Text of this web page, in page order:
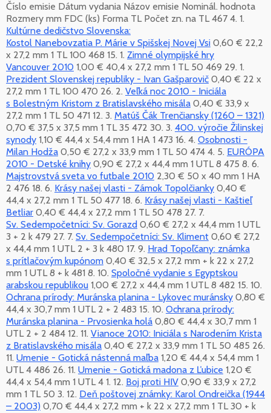
Číslo emisie Dátum vydania Názov emisie Nominál. hodnota
Rozmery mm FDC (ks) Forma TL Počet zn. na TL 467 4. 1.
Kultúrne dedičstvo Slovenska:
Kostol Nanebovzatia P. Márie v Spišskej Novej Vsi 0,60 € 22,2
x 27,2 mm 1 TL 100 468 15. 1. Zimné olympijské hry
Vancouver 2010 1,00 € 40,4 x 27,2 mm 1 TL 50 469 29. 1.
Prezident Slovenskej republiky - Ivan Gašparovič 0,40 € 22 x
27,2 mm 1 TL 100 470 26. 2. Veľká noc 2010 - Iniciála
s Bolestným Kristom z Bratislavského misála 0,40 € 33,9 x
27,2 mm 1 TL 50 471 12. 3. Matúš Čák Trenčiansky (1260 – 1321)
0,70 € 37,5 x 37,5 mm 1 TL 35 472 30. 3. 400. výročie Žilinskej
synody 1,10 € 44,4 x 54,4 mm 1 HA 1 473 16. 4. Osobnosti -
Milan Hodža 0,50 € 27,2 x 33,9 mm 1 TL 50 474 4. 5. EURÓPA
2010 - Detské knihy 0,90 € 27,2 x 44,4 mm 1 UTL 8 475 8. 6.
Majstrovstvá sveta vo futbale 2010 2,30 € 50 x 40 mm 1 HA
2 476 18. 6. Krásy našej vlasti - Zámok Topolčianky 0,40 €
44,4 x 27,2 mm 1 TL 50 477 18. 6. Krásy našej vlasti - Kaštieľ
Betliar 0,40 € 44,4 x 27,2 mm 1 TL 50 478 27. 7.
Sv. Sedempočetníci: Sv. Gorazd 0,60 € 27,2 x 44,4 mm 1 UTL
3 + 2 k 479 27. 7. Sv. Sedempočetníci: Sv. Kliment 0,60 € 27,2
x 44,4 mm 1 UTL 2 + 3 k 480 17. 9. Hrad Topoľčany: známka
s prítlačovým kupónom 0,40 € 32,5 x 27,2 mm + k 22 x 27,2
mm 1 UTL 8 + k 481 8. 10. Spoločné vydanie s Egyptskou
arabskou republikou 1,00 € 27,2 x 44,4 mm 1 UTL 8 482 15. 10.
Ochrana prírody: Muránska planina - Lykovec muránsky 0,80 €
44,4 x 30,7 mm 1 UTL 2 + 2 483 15. 10. Ochrana prírody:
Muránska planina - Prvosienka holá 0,80 € 44,4 x 30,7 mm 1
UTL 2 + 2 484 12. 11. Vianoce 2010: Iniciála s Narodením Krista
z Bratislavského misála 0,40 € 27,2 x 33,9 mm 1 TL 50 485 26.
11. Umenie - Gotická nástenná maľba 1,20 € 44,4 x 54,4 mm 1
UTL 4 486 26. 11. Umenie - Gotická madona z Ľubice 1,20 €
44,4 x 54,4 mm 1 UTL 4 1. 12. Boj proti HIV 0,90 € 33,9 x 27,2
mm 1 TL 50 3. 12. Deň poštovej známky: Karol Ondreička (1944
– 2003) 0,70 € 44,4 x 27,2 mm + k 22 x 27,2 mm 1 TL 30 + k